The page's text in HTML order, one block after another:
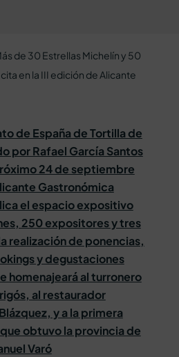
de 30 Estrellas Michelín y 50
en la III edición de Alicante
de España de Tortilla de
por Rafael García Santos
24 de septiembre
Gastronómica
el espacio expositivo
250 expositores y tres
realización de ponencias,
y degustaciones
homenajeará al turronero
al restaurador
y a la primera
obtuvo la provincia de
Varó